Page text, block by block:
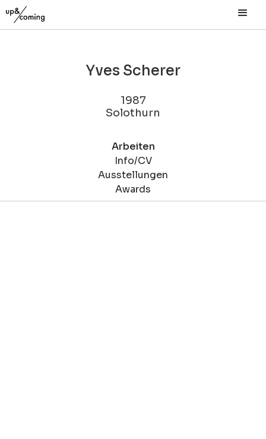
Yves Scherer
1987
Solothurn
Arbeiten
Info/CV
Ausstellungen
Awards